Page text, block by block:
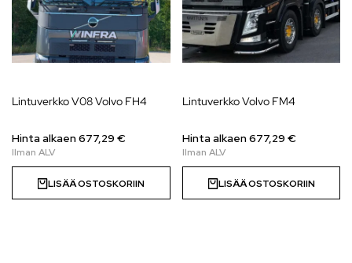
Lintuverkko V08 Volvo FH4
Hinta alkaen677,29 €
LISÄÄ OSTOSKORIIN
Lintuverkko Volvo FM4
Hinta alkaen677,29 €
LISÄÄ OSTOSKORIIN